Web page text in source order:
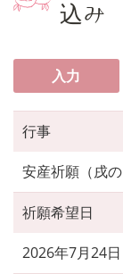
込み
入力
行事
安産祈願（戌の
祈願希望日
2026年7月24日